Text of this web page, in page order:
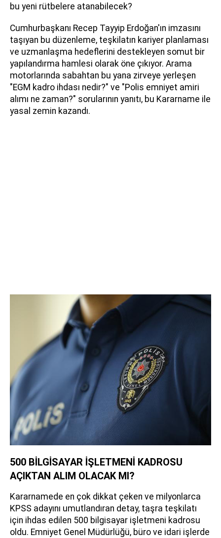
bu yeni rütbelere atanabilecek?
Cumhurbaşkanı Recep Tayyip Erdoğan'ın imzasını
taşıyan bu düzenleme, teşkilatın kariyer planlaması
ve uzmanlaşma hedeflerini destekleyen somut bir
yapılandırma hamlesi olarak öne çıkıyor. Arama
motorlarında sabahtan bu yana zirveye yerleşen
"EGM kadro ihdası nedir?" ve "Polis emniyet amiri
alımı ne zaman?" sorularının yanıtı, bu Kararname ile
yasal zemin kazandı.
500 BİLGİSAYAR İŞLETMENİ KADROSU
AÇIKTAN ALIM OLACAK MI?
Kararnamede en çok dikkat çeken ve milyonlarca
KPSS adayını umutlandıran detay, taşra teşkilatı
için ihdas edilen 500 bilgisayar işletmeni kadrosu
oldu. Emniyet Genel Müdürlüğü, büro ve idari işlerde